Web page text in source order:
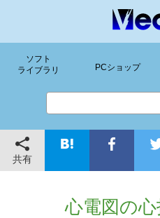
ソフト
ライブラリ
PCショップ
共有
心電図の